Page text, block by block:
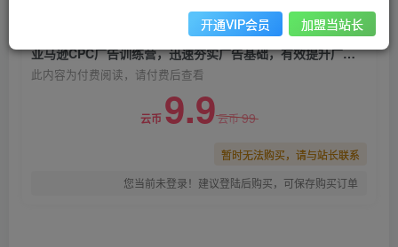
亚马逊CPC广告训练营，迅速夯实广告基础，有效提升广告技能
此内容为付费阅读，请付费后查看
云币 9.9云币99
暂时无法购买，请与站长联系
您当前未登录！建议登陆后购买，可保存购买订单
开通VIP会员 加盟当站长